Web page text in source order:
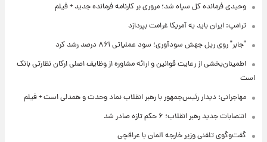
وحیدی فرمانده کل سپاه شد؛ مروری بر کارنامه فرمانده جدید + فیلم
ترامپ: ایران باید به آمریکا غرامت بپردازد
"جابر" روی ریل جهش سودآوری؛ سود عملیاتی ۸۶۱ درصد رشد کرد
اطمینان‌بخشی از رعایت قوانین و ارائه مشاوره از وظایف اصلی ارکان نظارتی بانک
است
مهاجرانی: دیدار رئیس‌جمهور با رهبر انقلاب نماد وحدت و همدلی است + فیلم
انتصابات جدید رهبر انقلاب؛ ۶ حکم تازه صادر شد
گفت‌وگوی تلفنی وزیر خارجه آلمان با عراقچی